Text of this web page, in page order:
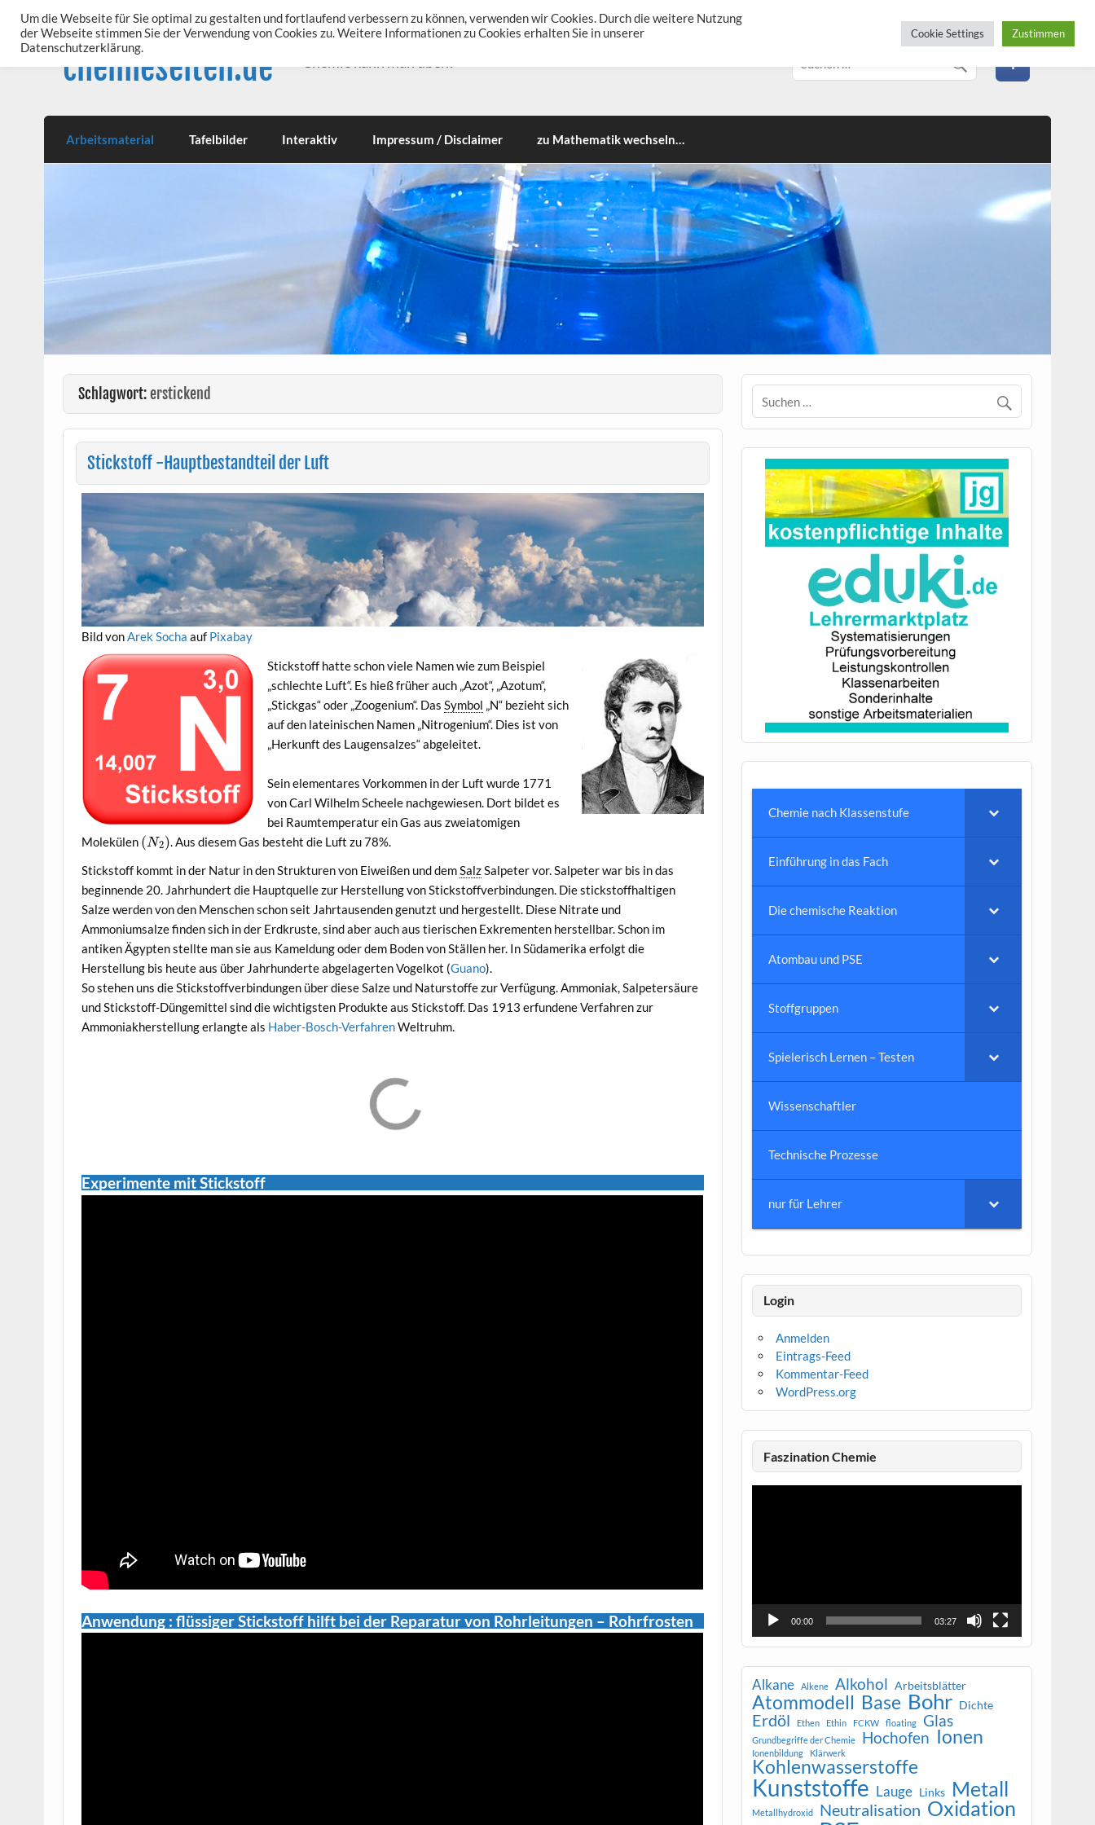
content
chemieseiten.de
Arbeitsmaterial Tafelbilder Interaktiv Impressum / Disclaimer zu Mathematik wechseln…
Schlagwort:erstickend
Stickstoff -Hauptbestandteil der Luft
Bild vonArek Socha auf Pixabay
Stickstoff hatte schon viele Namen wie zum Beispiel
„schlechte Luft“. Es hieß früher auch „Azot“, „Azotum“,
„Stickgas“ oder „Zoogenium“. Das Symbol „N“ bezieht sich
auf den lateinischen Namen „Nitrogenium“. Dies ist von
„Herkunft des Laugensalzes“ abgeleitet.
Sein elementares Vorkommen in der Luft wurde 1771
von Carl Wilhelm Scheele nachgewiesen. Dort bildet es
bei Raumtemperatur ein Gas aus zweiatomigen
Molekülen (N2) . Aus diesem Gas besteht die Luft zu 78%.
Stickstoff kommt in der Natur in den Strukturen von Eiweißen und demSalzSalpeter vor. Salpeter war bis in das
beginnende 20. Jahrhundert die Hauptquelle zur Herstellung von Stickstoffverbindungen. Die stickstoffhaltigen
Salze werden von den Menschen schon seit Jahrtausenden genutzt und hergestellt. Diese Nitrate und
Ammoniumsalze finden sich in der Erdkruste, sind aber auch aus tierischen Exkrementen herstellbar. Schon im
antiken Ägypten stellte man sie aus Kameldung oder dem Boden von Ställen her. In Südamerika erfolgt die
Herstellung bis heute aus über Jahrhunderte abgelagerten Vogelkot (Guano).
So stehen uns die Stickstoffverbindungen über diese Salze und Naturstoffe zur Verfügung. Ammoniak, Salpetersäure
und Stickstoff-Düngemittel sind die wichtigsten Produkte aus Stickstoff. Das 1913 erfundene Verfahren zur
Ammoniakherstellung erlangte als Haber-Bosch-VerfahrenWeltruhm.
Experimente mit Stickstoff
Anwendung : flüssiger Stickstoff hilft bei der Reparatur von Rohrleitungen – Rohrfrosten
Chemie nach Klassenstufe
Einführung in das Fach
Die chemische Reaktion
Atombau und PSE
Stoffgruppen
Spielerisch Lernen – Testen
Wissenschaftler
Technische Prozesse
nur für Lehrer
Login
Anmelden
Eintrags-Feed
Kommentar-Feed
WordPress.org
Faszination Chemie
Video-
00:00 03:27
Alkane Alkene Alkohol Arbeitsblätter
Atommodell Base Bohr Dichte
Erdöl Ethen Ethin FCKW floating Glas
Grundbegriffe der Chemie Hochofen Ionen
Ionenbildung Klärwerk
Kohlenwasserstoffe
Kunststoffe Lauge Links Metall
Metallhydroxid Neutralisation Oxidation
Um die Webseite für Sie optimal zu gestalten und fortlaufend verbessern zu können, verwenden wir Cookies. Durch die weitere Nutzung
der Webseite stimmen Sie der Verwendung von Cookies zu. Weitere Informationen zu Cookies erhalten Sie in unserer
Datenschutzerklärung.
Cookie Settings Zustimmen